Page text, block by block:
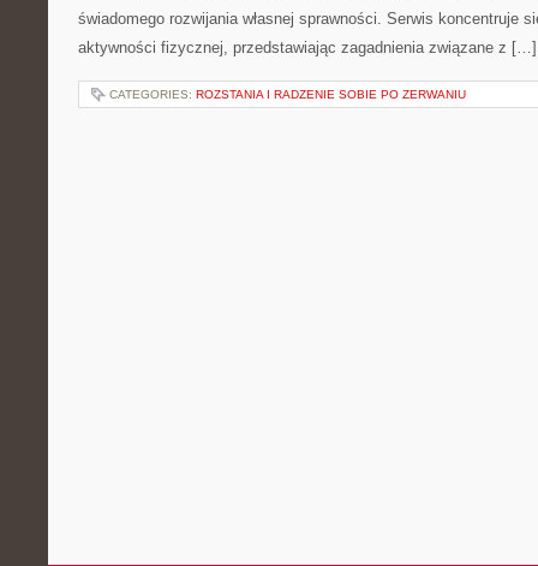
świadomego rozwijania własnej sprawności. Serwis koncentruje
aktywności fizycznej, przedstawiając zagadnienia związane z […]
CATEGORIES: ROZSTANIA I RADZENIE SOBIE PO ZERWANIU